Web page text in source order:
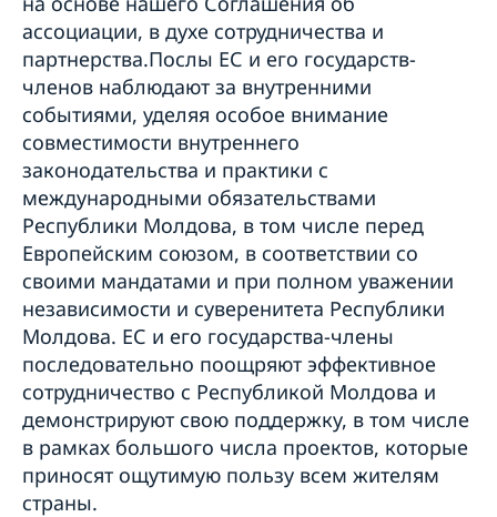
ассоциации, в духе сотрудничества и
партнерства.Послы ЕС и его государств-
членов наблюдают за внутренними
событиями, уделяя особое внимание
совместимости внутреннего
законодательства и практики с
международными обязательствами
Республики Молдова, в том числе перед
Европейским союзом, в соответствии со
своими мандатами и при полном уважении
независимости и суверенитета Республики
Молдова. ЕС и его государства-члены
последовательно поощряют эффективное
сотрудничество с Республикой Молдова и
демонстрируют свою поддержку, в том числе
в рамках большого числа проектов, которые
приносят ощутимую пользу всем жителям
страны.